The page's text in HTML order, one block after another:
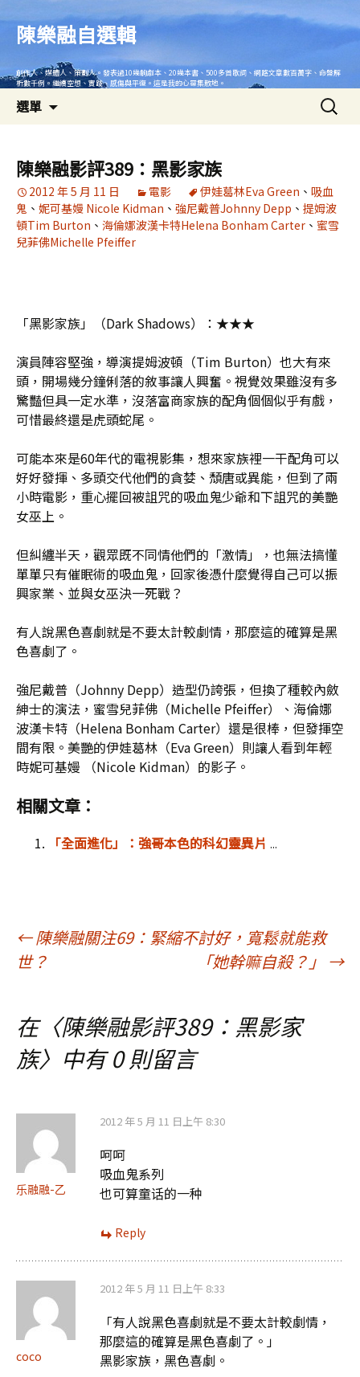
內
陳樂融自選輯
創作人、媒體人、策劃人。發表過10幾齣劇本、20幾本書、500多首歌詞、網路文章數百萬字、命盤解
析數千例。繼續空想、實踐、感傷與平復。這是我的心靈集散地。
選單
搜
尋
陳樂融影評389：黑影家族
2012 年 5 月 11 日 電影 伊娃葛林Eva Green 、 吸血
鬼 、 妮可基嫚 Nicole Kidman 、 強尼戴普Johnny Depp 、 提姆波
頓Tim Burton 、 海倫娜波漢卡特Helena Bonham Carter 、 蜜雪
兒菲佛Michelle Pfeiffer
「黑影家族」（Dark Shadows）：★★★
演員陣容堅強，導演提姆波頓（Tim Burton）也大有來
頭，開場幾分鐘俐落的敘事讓人興奮。視覺效果雖沒有多
驚豔但具一定水準，沒落富商家族的配角個個似乎有戲，
可惜最終還是虎頭蛇尾。
可能本來是60年代的電視影集，想來家族裡一干配角可以
好好發揮、多頭交代他們的貪婪、頹唐或異能，但到了兩
小時電影，重心擺回被詛咒的吸血鬼少爺和下詛咒的美艷
女巫上。
但糾纏半天，觀眾既不同情他們的「激情」，也無法搞懂
單單只有催眠術的吸血鬼，回家後憑什麼覺得自己可以振
興家業、並與女巫決一死戰？
有人說黑色喜劇就是不要太計較劇情，那麼這的確算是黑
色喜劇了。
強尼戴普（Johnny Depp）造型仍誇張，但換了種較內斂
紳士的演法，蜜雪兒菲佛（Michelle Pfeiffer）、海倫娜
波漢卡特（Helena Bonham Carter）還是很棒，但發揮空
間有限。美艷的伊娃葛林（Eva Green）則讓人看到年輕
時妮可基嫚 （Nicole Kidman）的影子。
相關文章：
「全面進化」：強哥本色的科幻靈異片 ...
文
導
覽
←陳樂融關注69：緊縮不討好，寬鬆就能救
世？
「她幹嘛自殺？」 →
在〈陳樂融影評389：黑影家
族〉中有 0 則留言
乐融融-乙
2012 年 5 月 11 日上午 8:30
呵呵
吸血鬼系列
也可算童话的一种
Reply
coco
2012 年 5 月 11 日上午 8:33
「有人說黑色喜劇就是不要太計較劇情，
那麼這的確算是黑色喜劇了。」
黑影家族，黑色喜劇。